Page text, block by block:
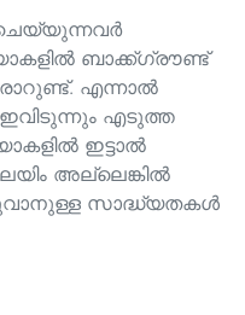
ബാക്ക്ഗ്രൗണ്ട്
എന്നാൽ
എടുത്ത
ഇട്ടാൽ
അല്ലെങ്കിൽ
സാദ്ധ്യതകൾ